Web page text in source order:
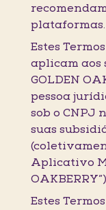
plataformas.
Estes
aplicam aos
GOLDEN
pessoa
sob o CNPJ
suas
Aplicativo
Estes